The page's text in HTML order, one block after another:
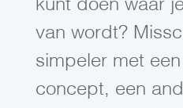
kunt doen waar
van wordt?
simpeler met
concept, een